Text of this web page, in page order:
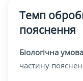
Темп
пояснення
Біологічна
частину